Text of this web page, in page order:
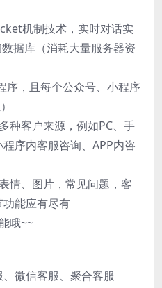
机制技术，实时对话实
据库（消耗大量服务器资
序，且每个公众号、小程序
种客户来源，例如PC、手
序内客服咨询、APP内咨
情、图片，常见问题，客
能应有尽有
哦~~
微信客服、聚合客服